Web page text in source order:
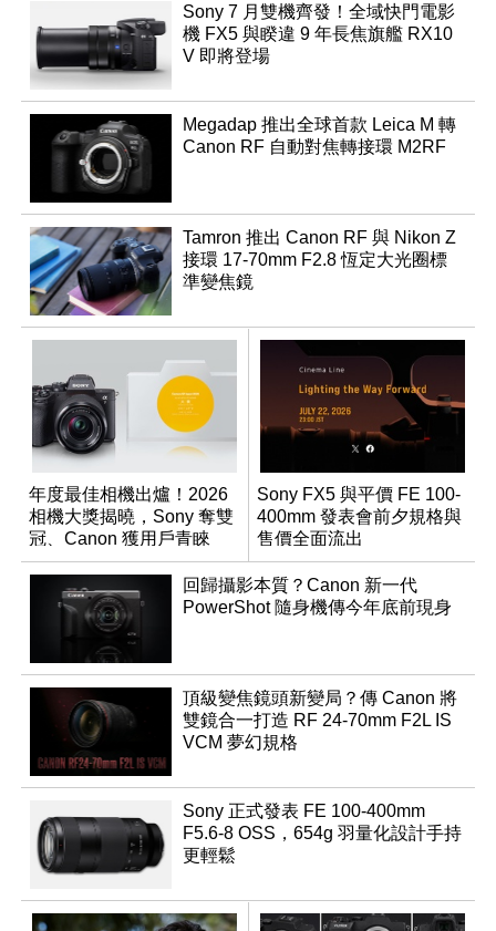
Sony 7 月雙機齊發！全域快門電影
機 FX5 與睽違 9 年長焦旗艦 RX10
V 即將登場
Megadap 推出全球首款 Leica M 轉
Canon RF 自動對焦轉接環 M2RF
Tamron 推出 Canon RF 與 Nikon Z
接環 17-70mm F2.8 恆定大光圈標
準變焦鏡
年度最佳相機出爐！2026
相機大獎揭曉，Sony 奪雙
冠、Canon 獲用戶青睞
Sony FX5 與平價 FE 100-
400mm 發表會前夕規格與
售價全面流出
回歸攝影本質？Canon 新一代
PowerShot 隨身機傳今年底前現身
頂級變焦鏡頭新變局？傳 Canon 將
雙鏡合一打造 RF 24-70mm F2L IS
VCM 夢幻規格
Sony 正式發表 FE 100-400mm
F5.6-8 OSS，654g 羽量化設計手持
更輕鬆